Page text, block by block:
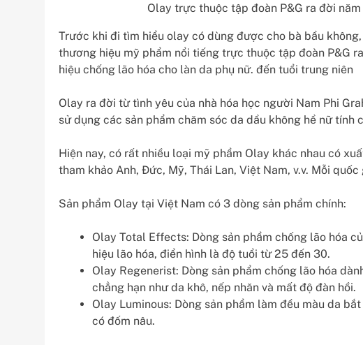
Olay trực thuộc tập đoàn P&G ra đời năm
Trước khi đi tìm hiểu olay có dùng được cho bà bầu
thương hiệu mỹ phẩm nổi tiếng trực thuộc tập đoàn P&G
hiệu chống lão hóa cho làn da phụ nữ. đến tuổi trung niên
Olay ra đời từ tình yêu của nhà hóa học người Nam Phi
sử dụng các sản phẩm chăm sóc da dầu không hề nữ tính
Hiện nay, có rất nhiều loại mỹ phẩm Olay khác nhau có
tham khảo Anh, Đức, Mỹ, Thái Lan, Việt Nam, v.v. Mỗi
Sản phẩm Olay tại Việt Nam có 3 dòng sản phẩm chính:
Olay Total Effects: Dòng sản phẩm chống lão hóa
hiệu lão hóa, điển hình là độ tuổi từ 25 đến 30.
Olay Regenerist: Dòng sản phẩm chống lão hóa
chẳng hạn như da khô, nếp nhăn và mất độ đàn hồi.
Olay Luminous: Dòng sản phẩm làm đều màu da
có đốm nâu.